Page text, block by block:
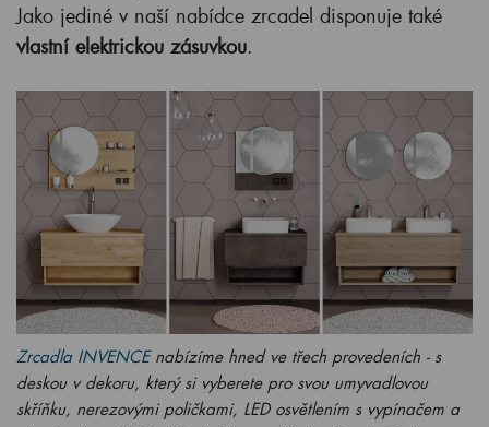
Jako jediné v naší nabídce zrcadel disponuje také
vlastní elektrickou zásuvkou.
Zrcadla INVENCEnabízíme hned ve třech provedeních - s
deskou v dekoru, který si vyberete pro svou umyvadlovou
skříňku, nerezovými poličkami, LED osvětlením s vypínačem a